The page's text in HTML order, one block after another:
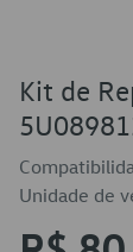
Kit de
Unidade de